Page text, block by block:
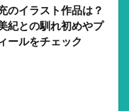
のイラスト作品は？
紀との馴れ初めやプ
ールをチェック